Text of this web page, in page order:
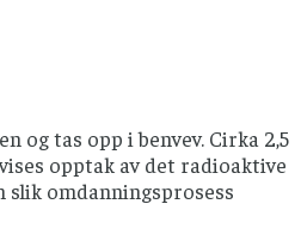
ligger stille på en
og tas opp i benvev. Cirka 2,5
opptak av det radioaktive
omdanningsprosess